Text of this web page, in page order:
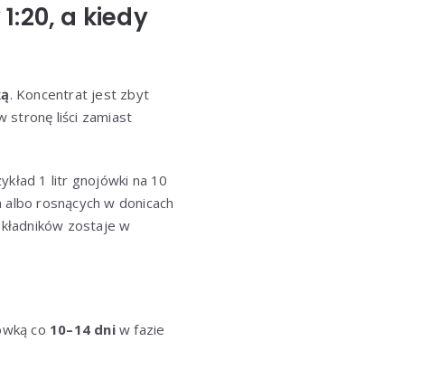
a kiedy
. Koncentrat jest zbyt
stronę liści zamiast
1 litr gnojówki na 10
rosnących w donicach
zostaje w
co 10–14 dniw fazie